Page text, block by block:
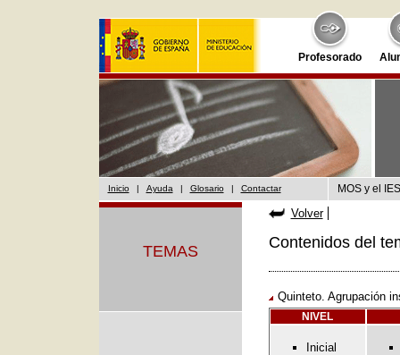
Profesorado
Inicio | Ayuda | Glosario | Contactar MOS y el
TEMAS
Volver
Contenidos del
Quinteto. Agrupación
NIVEL
Inicial